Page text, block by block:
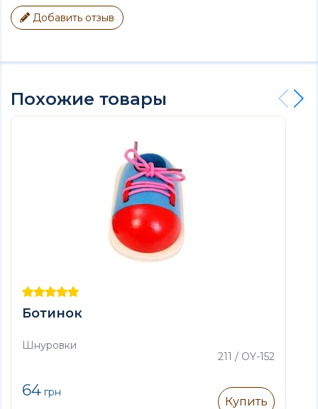
Добавить отзыв
Похожие товары
Ботинок
Шнуровки
211 / OY-152
64 грн
Купить